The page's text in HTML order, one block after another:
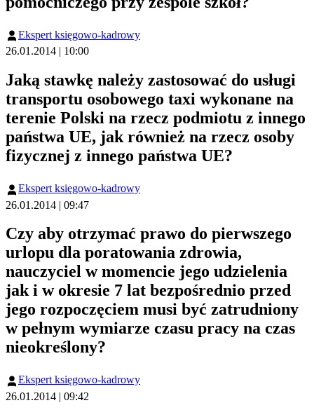
Ekspert księgowo-kadrowy
26.01.2014 | 10:00
Jaką stawkę należy zastosować do usługi
transportu osobowego taxi wykonane na
terenie Polski na rzecz podmiotu z innego
państwa UE, jak również na rzecz osoby
fizycznej z innego państwa UE?
Ekspert księgowo-kadrowy
26.01.2014 | 09:47
Czy aby otrzymać prawo do pierwszego
urlopu dla poratowania zdrowia,
nauczyciel w momencie jego udzielenia
jak i w okresie 7 lat bezpośrednio przed
jego rozpoczęciem musi być zatrudniony
w pełnym wymiarze czasu pracy na czas
nieokreślony?
Ekspert księgowo-kadrowy
26.01.2014 | 09:42